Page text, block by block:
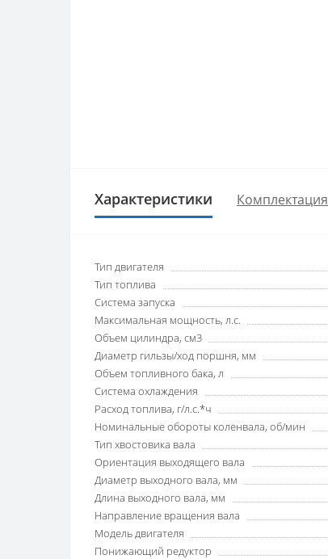
Характеристики Комплектация
Тип двигателя
Тип топлива
Система запуска
Максимальная мощность, л.с.
Объем цилиндра, см3
Диаметр гильзы/ход поршня, мм
Объем топливного бака, л
Система охлаждения
Расход топлива, г/л.с.*ч
Номинальные обороты коленвала, об/мин
Тип хвостовика вала
Ориентация выходящего вала
Диаметр выходного вала, мм
Длина выходного вала, мм
Направление вращения вала
Модель двигателя
Понижающий редуктор